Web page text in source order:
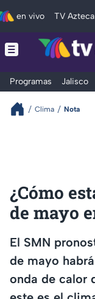
en vivo TV Azteca
Programas Jalisco
Clima Nota
¿Cómo
de mayo
El SMN
de mayo
onda de calor